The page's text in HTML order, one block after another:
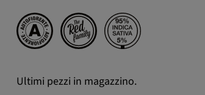
Ultimi pezzi in magazzino.